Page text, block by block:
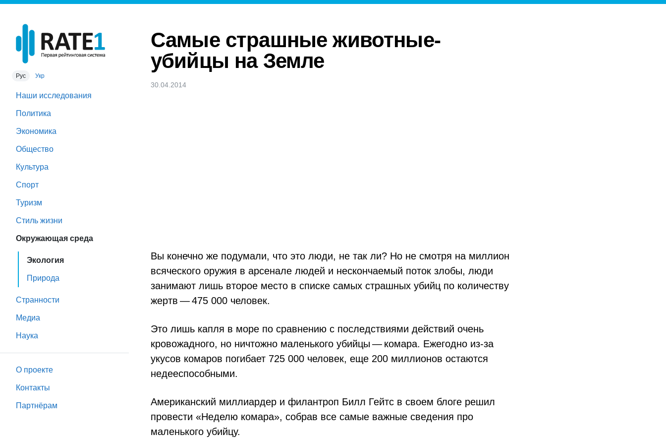
Рус Укр
Наши исследования
Политика
Экономика
Общество
Культура
Спорт
Туризм
Стиль жизни
Окружающая среда
Экология
Природа
Странности
Медиа
Наука
О проекте
Контакты
Партнёрам
Самые страшные животные-
убийцы на Земле
30.04.2014
Вы конечно же подумали, что это люди, не так ли? Но не смотря на миллион
всяческого оружия в арсенале людей и нескончаемый поток злобы, люди
занимают лишь второе место в списке самых страшных убийц по количеству
жертв — 475 000 человек.
Это лишь капля в море по сравнению с последствиями действий очень
кровожадного, но ничтожно маленького убийцы — комара. Ежегодно из-за
укусов комаров погибает 725 000 человек, еще 200 миллионов остаются
недееспособными.
Американский миллиардер и филантроп Билл Гейтс в своем блоге решил
провести «Неделю комара», собрав все самые важные сведения про
маленького убийцу.